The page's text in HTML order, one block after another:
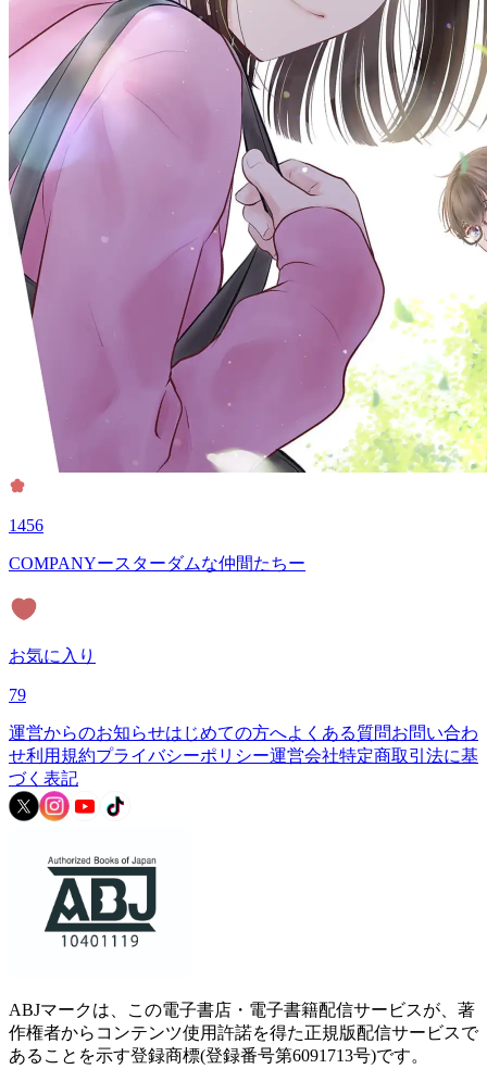
1456
COMPANYースターダムな仲間たちー
お気に入り
79
運営からのお知らせはじめての方へよくある質問お問い合わ
せ利用規約プライバシーポリシー運営会社特定商取引法に基
づく表記
ABJマークは、この電子書店・電子書籍配信サービスが、著
作権者からコンテンツ使用許諾を得た正規版配信サービスで
あることを示す登録商標(登録番号第6091713号)です。